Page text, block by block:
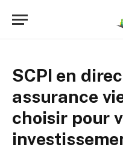
SCPI en
assurance
choisir pour